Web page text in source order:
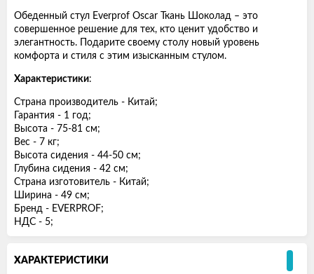
Обеденный стул Everprof Oscar Ткань Шоколад – это
совершенное решение для тех, кто ценит удобство и
элегантность. Подарите своему столу новый уровень
комфорта и стиля с этим изысканным стулом.
Характеристики:
Страна производитель - Китай;
Гарантия - 1 год;
Высота - 75-81 см;
Вес - 7 кг;
Высота сидения - 44-50 см;
Глубина сидения - 42 см;
Страна изготовитель - Китай;
Ширина - 49 см;
Бренд - EVERPROF;
НДС - 5;
ХАРАКТЕРИСТИКИ